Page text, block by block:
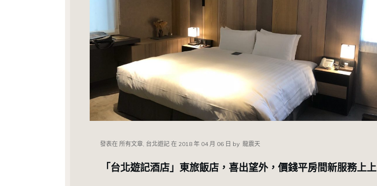
發表在 所有文章, 台北遊記 在 2018 年 04 月 06 日 by 龍震天
「台北遊記酒店」東旅飯店，喜出望外，價錢平房間新服務上上